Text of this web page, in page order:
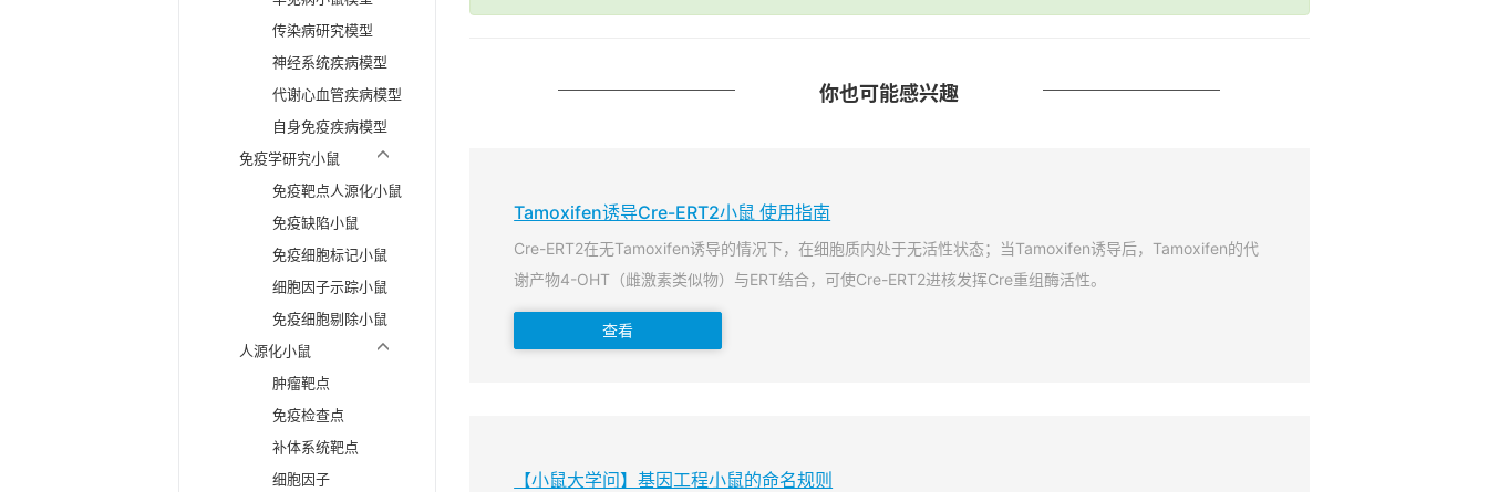
传染病研究模型
神经系统疾病模型
代谢心血管疾病模型
自身免疫疾病模型
免疫学研究小鼠
免疫靶点人源化小鼠
免疫缺陷小鼠
免疫细胞标记小鼠
细胞因子示踪小鼠
免疫细胞剔除小鼠
人源化小鼠
肿瘤靶点
免疫检查点
补体系统靶点
细胞因子
你也可能感兴趣
Tamoxifen诱导Cre-ERT2小鼠 使用指南
Cre-ERT2在无Tamoxifen诱导的情况下，在细胞质内处于无活性状态；当Tamoxifen诱导后，Tamoxifen的代
谢产物4-OHT（雌激素类似物）与ERT结合，可使Cre-ERT2进核发挥Cre重组酶活性。
查看
【小鼠大学问】基因工程小鼠的命名规则